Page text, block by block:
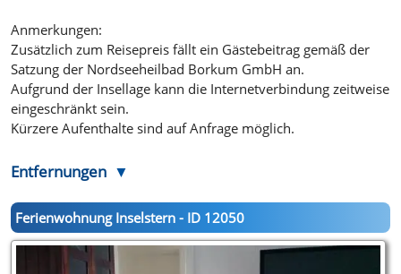
Anmerkungen:
Zusätzlich zum Reisepreis fällt ein Gästebeitrag gemäß der
Satzung der Nordseeheilbad Borkum GmbH an.
Aufgrund der Insellage kann die Internetverbindung zeitweise
eingeschränkt sein.
Kürzere Aufenthalte sind auf Anfrage möglich.
Entfernungen
Ferienwohnung Inselstern - ID 12050